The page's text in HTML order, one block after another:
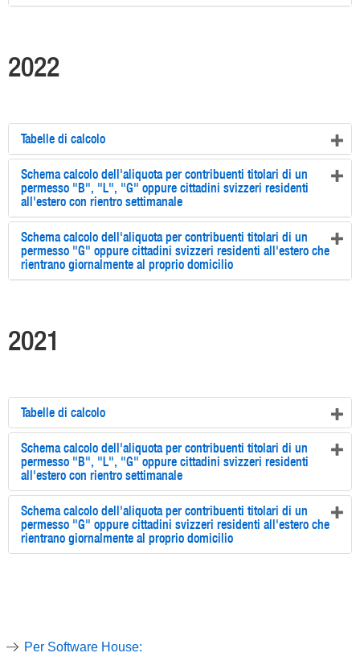
2022
Tabelle di calcolo
Schema calcolo dell'aliquota per contribuenti titolari di un
permesso "B", "L", "G" oppure cittadini svizzeri residenti
all'estero con rientro settimanale
Schema calcolo dell'aliquota per contribuenti titolari di un
permesso "G" oppure cittadini svizzeri residenti all'estero che
rientrano giornalmente al proprio domicilio
2021
Tabelle di calcolo
Schema calcolo dell'aliquota per contribuenti titolari di un
permesso "B", "L", "G" oppure cittadini svizzeri residenti
all'estero con rientro settimanale
Schema calcolo dell'aliquota per contribuenti titolari di un
permesso "G" oppure cittadini svizzeri residenti all'estero che
rientrano giornalmente al proprio domicilio
Per Software House: